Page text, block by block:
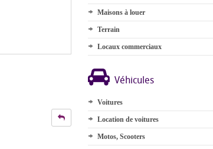
Maisons à louer
Terrain
Locaux commerciaux
Véhicules
Voitures
Location de voitures
Motos, Scooters